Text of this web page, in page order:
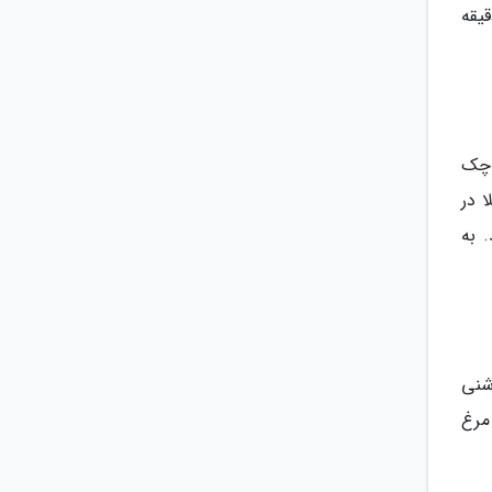
و برای پخت آن، 15 دقیقه. طرز تهیه تاکو مرغ در مجموع 55 دقیقه
در
به
مرغ